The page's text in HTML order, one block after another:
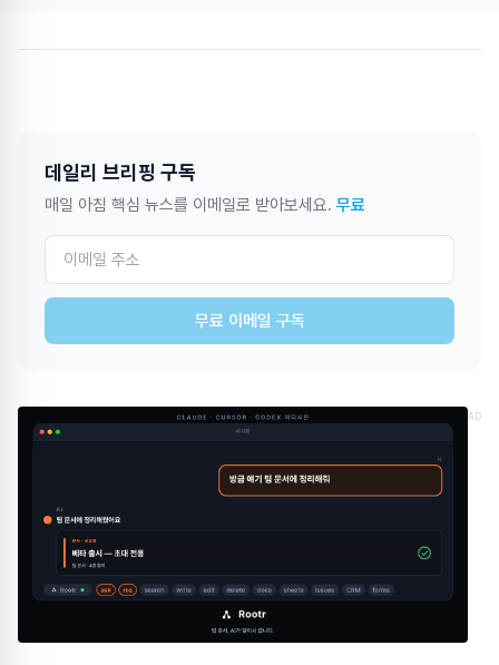
데일리 브리핑 구독
매일 아침 핵심 뉴스를 이메일로 받아보세요. 무료
무료 이메일 구독
AD